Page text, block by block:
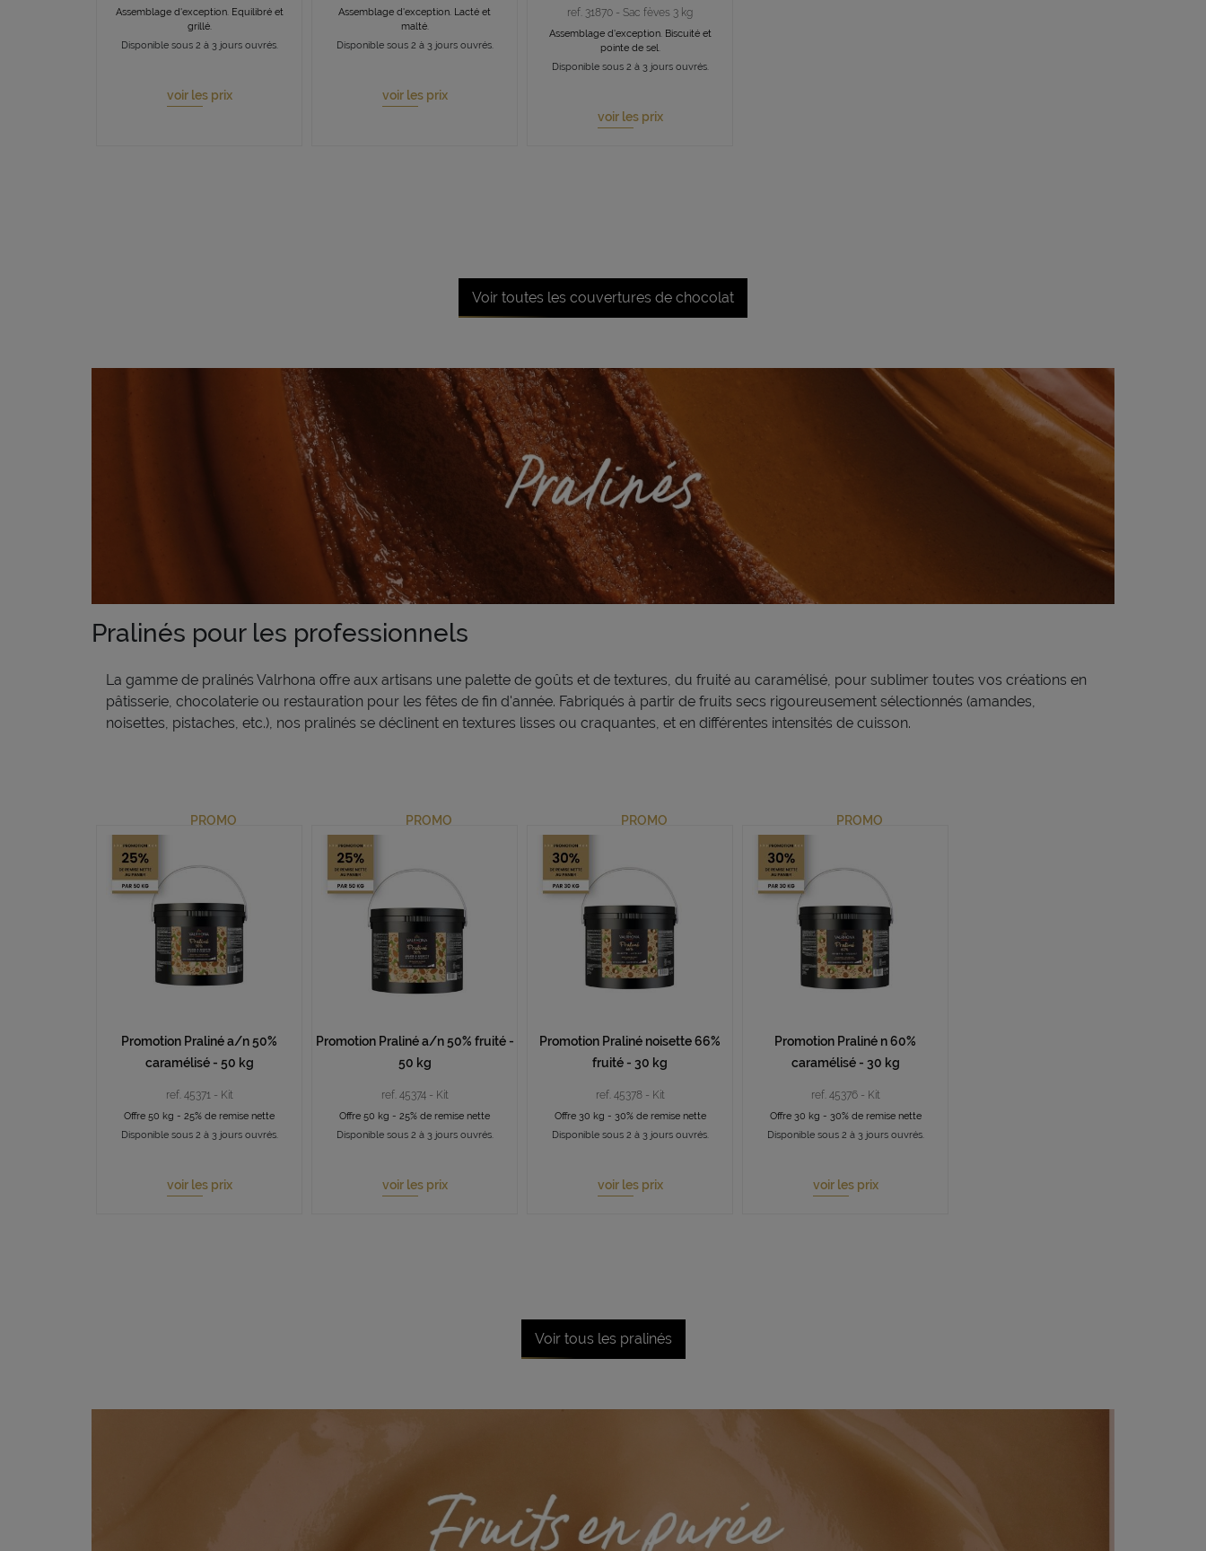
Assemblage d'exception. Equilibré et
grillé.
Disponible sous 2 à 3 jours ouvrés.
voir les prix
Assemblage d'exception. Lacté et
malté.
Disponible sous 2 à 3 jours ouvrés.
voir les prix
ref. 31870 - Sac fèves 3 kg
Assemblage d'exception. Biscuité et
pointe de sel.
Disponible sous 2 à 3 jours ouvrés.
voir les prix
Voir toutes les couvertures de chocolat
Pralinés pour les professionnels
La gamme de pralinés Valrhona offre aux artisans une palette de goûts et de textures, du fruité au caramélisé, pour sublimer toutes vos créations en
pâtisserie, chocolaterie ou restauration pour les fêtes de fin d'année. Fabriqués à partir de fruits secs rigoureusement sélectionnés (amandes,
noisettes, pistaches, etc.), nos pralinés se déclinent en textures lisses ou craquantes, et en différentes intensités de cuisson.
PROMO
Promotion Praliné a/n 50%
caramélisé - 50 kg
ref. 45371 - Kit
Offre 50 kg - 25% de remise nette
Disponible sous 2 à 3 jours ouvrés.
voir les prix
PROMO
Promotion Praliné a/n 50% fruité -
50 kg
ref. 45374 - Kit
Offre 50 kg - 25% de remise nette
Disponible sous 2 à 3 jours ouvrés.
voir les prix
PROMO
Promotion Praliné noisette 66%
fruité - 30 kg
ref. 45378 - Kit
Offre 30 kg - 30% de remise nette
Disponible sous 2 à 3 jours ouvrés.
voir les prix
PROMO
Promotion Praliné n 60%
caramélisé - 30 kg
ref. 45376 - Kit
Offre 30 kg - 30% de remise nette
Disponible sous 2 à 3 jours ouvrés.
voir les prix
Voir tous les pralinés